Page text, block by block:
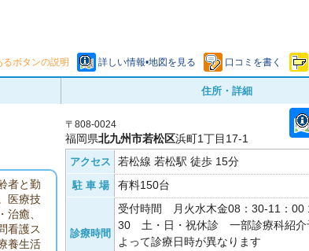
るボタンの説明 詳しい情報•地図を見る 口コミを書く
住所・詳細
者と勤
医療技
治癒、
看護ス
養生活
〒808-0024
福岡県北九州市若松区浜町1丁目17-1
アクセス 若松線 若松駅 徒歩 15分
駐 車 場 有料150台
診療時間
受付時間 月火水木金08：30-11：00
30 土・日・祝休診 一部診療科紹
よって診療日時が異なります